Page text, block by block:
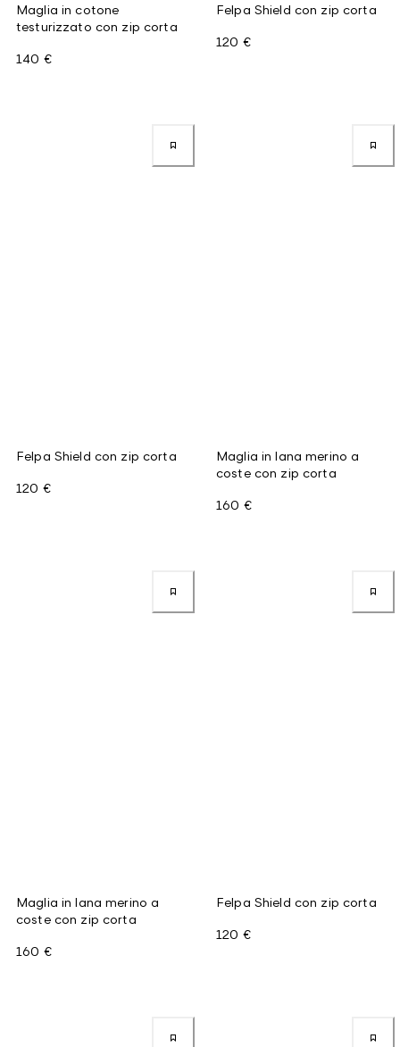
Maglia in cotone
testurizzato con zip corta
140 €
Felpa Shield con zip corta
120 €
Felpa Shield con zip corta
120 €
Maglia in lana merino a
coste con zip corta
160 €
Maglia in lana merino a
coste con zip corta
160 €
Felpa Shield con zip corta
120 €